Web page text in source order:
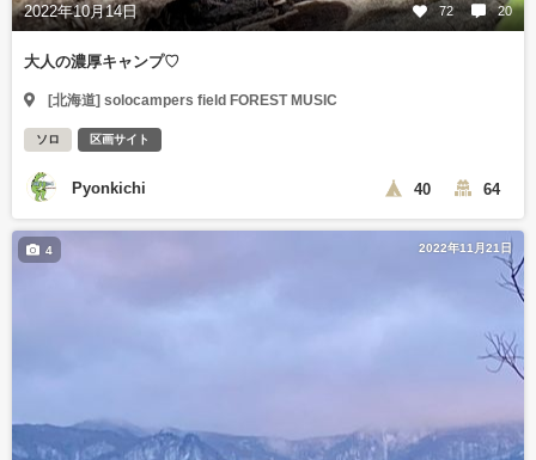
2022年10月14日 72 20
大人の濃厚キャンプ♡
[北海道] solocampers field FOREST MUSIC
ソロ 区画サイト
Pyonkichi 40 64
2022年11月21日
4